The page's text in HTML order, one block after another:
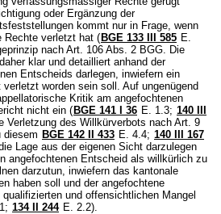
oder Ergänzung der
kommt nur in Frage, wenn
Rechte verletzt hat ( BGE 133 III 585 E.
nach Art. 106 Abs. 2 BGG. Die
klar und detailliert anhand der
Entscheids darlegen, inwiefern ein
worden sein soll. Auf ungenügend
Kritik am angefochtenen
nicht ein ( BGE 141 I 36 E. 1.3; 140 III
Verletzung des Willkürverbots nach Art. 9
diesem BGE 142 II 433 E. 4.4; 140 III 167
Lage aus der eigenen Sicht darzulegen
angefochtenen Entscheid als willkürlich zu
darzutun, inwiefern das kantonale
haben soll und der angefochtene
und offensichtlichen Mangel
134 II 244 E. 2.2).